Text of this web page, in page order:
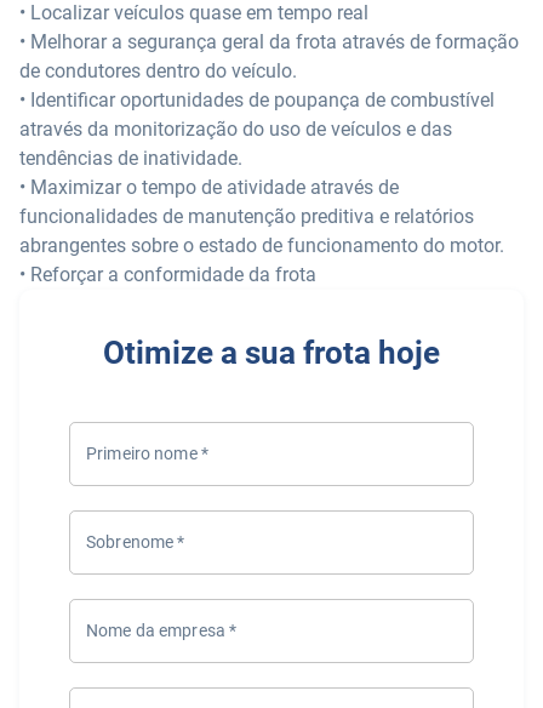
• Localizar veículos quase em tempo real
• Melhorar a segurança geral da frota através de formação
de condutores dentro do veículo.
• Identificar oportunidades de poupança de combustível
através da monitorização do uso de veículos e das
tendências de inatividade.
• Maximizar o tempo de atividade através de
funcionalidades de manutenção preditiva e relatórios
abrangentes sobre o estado de funcionamento do motor.
• Reforçar a conformidade da frota
Otimize a sua frota hoje
Primeiro nome *
Sobrenome *
Nome da empresa *